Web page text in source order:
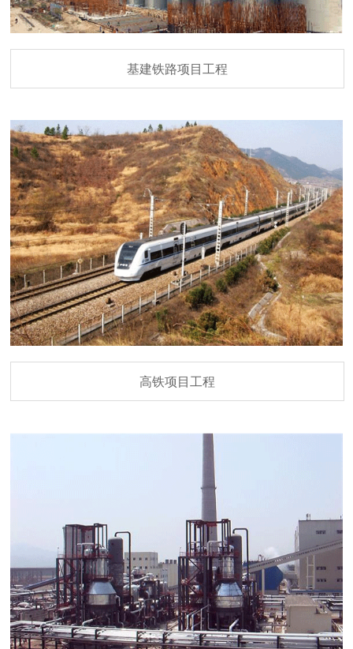
基建铁路项目工程
高铁项目工程